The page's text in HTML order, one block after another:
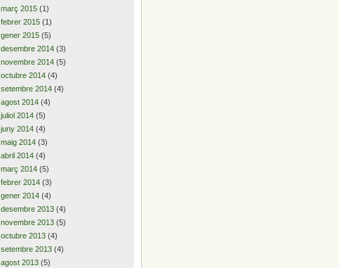
març 2015 (1)
febrer 2015 (1)
gener 2015 (5)
desembre 2014 (3)
novembre 2014 (5)
octubre 2014 (4)
setembre 2014 (4)
agost 2014 (4)
juliol 2014 (5)
juny 2014 (4)
maig 2014 (3)
abril 2014 (4)
març 2014 (5)
febrer 2014 (3)
gener 2014 (4)
desembre 2013 (4)
novembre 2013 (5)
octubre 2013 (4)
setembre 2013 (4)
agost 2013 (5)